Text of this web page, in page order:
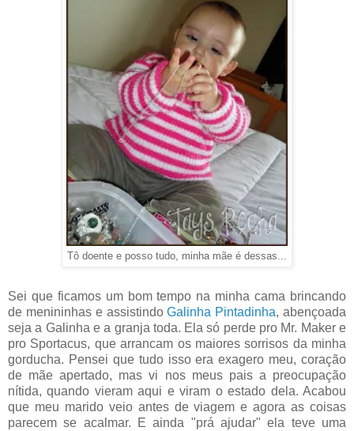
Tô doente e posso tudo, minha mãe é dessas...
Sei que ficamos um bom tempo na minha cama brincando
de menininhas e assistindoGalinha Pintadinha, abençoada
seja a Galinha e a granja toda. Ela só perde pro Mr. Maker e
pro Sportacus, que arrancam os maiores sorrisos da minha
gorducha. Pensei que tudo isso era exagero meu, coração
de mãe apertado, mas vi nos meus pais a preocupação
nítida, quando vieram aqui e viram o estado dela. Acabou
que meu marido veio antes de viagem e agora as coisas
parecem se acalmar. E ainda "prá ajudar" ela teve uma